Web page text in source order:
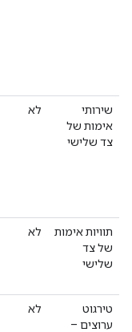
שירותי
אימות של
צד שלישי
לא
תוויות אימות
של צד
שלישי
לא
טירגוט
ערוצים –
לא